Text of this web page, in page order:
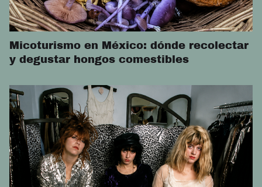
Micoturismo en México: dónde recolectar
y degustar hongos comestibles